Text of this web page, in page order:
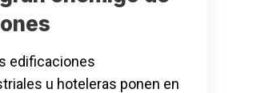
edificaciones
u hoteleras ponen en